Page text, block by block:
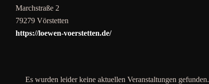
Marchstraße 2
79279 Vörstetten
https://loewen-voerstetten.de/
Es wurden leider keine aktuellen Veranstaltungen gefunden.